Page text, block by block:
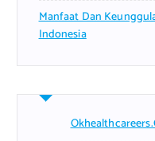
Manfaat Dan
Indonesia